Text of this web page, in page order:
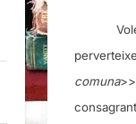
comuna